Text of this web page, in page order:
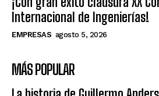
Internacional de Ingenierías!
EMPRESAS agosto 5, 2026
MÁS POPULAR